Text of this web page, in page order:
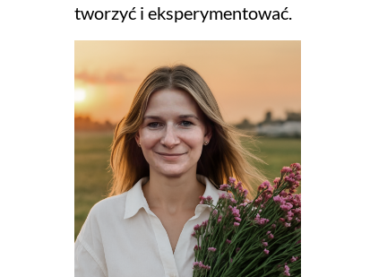
tworzyć i eksperymentować.